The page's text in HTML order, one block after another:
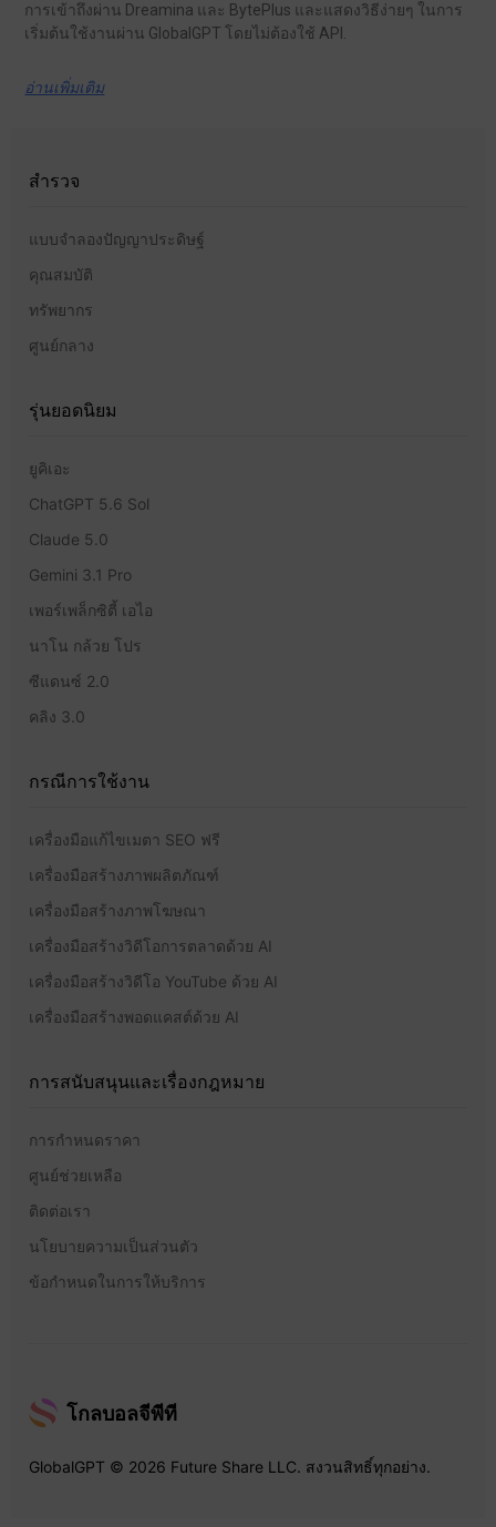
การเข้าถึงผ่าน Dreamina และ BytePlus และแสดงวิธีง่ายๆ ในการ
เริ่มต้นใช้งานผ่าน GlobalGPT โดยไม่ต้องใช้ API.
อ่านเพิ่มเติม
สำรวจ
แบบจำลองปัญญาประดิษฐ์
คุณสมบัติ
ทรัพยากร
ศูนย์กลาง
รุ่นยอดนิยม
ยูคิเอะ
ChatGPT 5.6 Sol
Claude 5.0
Gemini 3.1 Pro
เพอร์เพล็กซิตี้ เอไอ
นาโน กล้วย โปร
ซีแดนซ์ 2.0
คลิง 3.0
กรณีการใช้งาน
เครื่องมือแก้ไขเมตา SEO ฟรี
เครื่องมือสร้างภาพผลิตภัณฑ์
เครื่องมือสร้างภาพโฆษณา
เครื่องมือสร้างวิดีโอการตลาดด้วย AI
เครื่องมือสร้างวิดีโอ YouTube ด้วย AI
เครื่องมือสร้างพอดแคสต์ด้วย AI
การสนับสนุนและเรื่องกฎหมาย
การกำหนดราคา
ศูนย์ช่วยเหลือ
ติดต่อเรา
นโยบายความเป็นส่วนตัว
ข้อกำหนดในการให้บริการ
โกลบอลจีพีที
GlobalGPT © 2026 Future Share LLC. สงวนสิทธิ์ทุกอย่าง.